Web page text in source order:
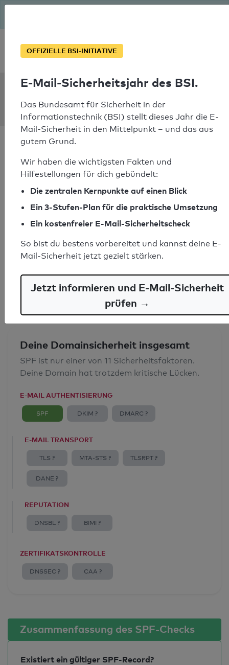
Soforthilfe bei Notfällen
vlaanderen.be
SPF-Check bestanden
Ihr SPF-Record Prüfergebnis
Syntaxprüfung: 0 Fehler
E-Mail-Spoofingschutz: Gut
Deine Domainsicherheit insgesamt
SPF ist nur einer von 11 Sicherheitsfaktoren.
Deine Domain hat trotzdem kritische Lücken.
E-MAIL AUTHENTISIERUNG
SPF DKIM ? DMARC ?
E-MAIL TRANSPORT
TLS ? MTA-STS ? TLSRPT ?
DANE ?
REPUTATION
DNSBL ? BIMI ?
ZERTIFIKATSKONTROLLE
DNSSEC ? CAA ?
Zusammenfassung des SPF-Checks
Existiert ein gültiger SPF-Record?
OFFIZIELLE BSI-INITIATIVE
E-Mail-Sicherheitsjahr des BSI.
Das Bundesamt für Sicherheit in der
Informationstechnik (BSI) stellt dieses Jahr die E-
Mail-Sicherheit in den Mittelpunkt – und das aus
gutem Grund.
Wir haben die wichtigsten Fakten und
Hilfestellungen für dich gebündelt:
Die zentralen Kernpunkte auf einen Blick
Ein 3-Stufen-Plan für die praktische Umsetzung
Ein kostenfreier E-Mail-Sicherheitscheck
So bist du bestens vorbereitet und kannst deine E-
Mail-Sicherheit jetzt gezielt stärken.
Jetzt informieren und E-Mail-Sicherheit
prüfen →